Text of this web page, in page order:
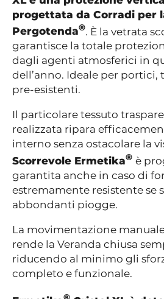
progettata da Corradi per
Pergotenda®. È la vetrata
garantisce la totale
dagli agenti atmosferici in
dell’anno. Ideale per portici,
pre-esistenti.
Il particolare tessuto
realizzata ripara
interno senza ostacolare la
Scorrevole Ermetika® è
garantita anche in caso di
estremamente resistente se
abbondanti piogge.
La movimentazione
rende la Veranda chiusa
riducendo al minimo gli
completo e funzionale.